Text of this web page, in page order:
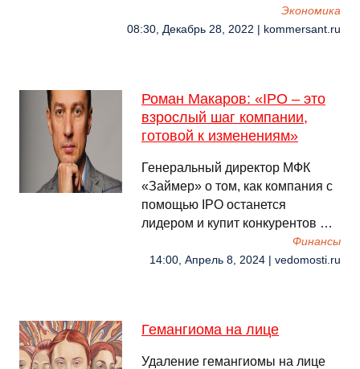
Экономика
08:30, Декабрь 28, 2022 | kommersant.ru
Роман Макаров: «IPO – это
взрослый шаг компании,
готовой к изменениям»
Генеральный директор МФК
«Займер» о том, как компания с
помощью IPO останется
лидером и купит конкурентов …
Финансы
14:00, Апрель 8, 2024 | vedomosti.ru
Гемангиома на лице
Удаление гемангиомы на лице